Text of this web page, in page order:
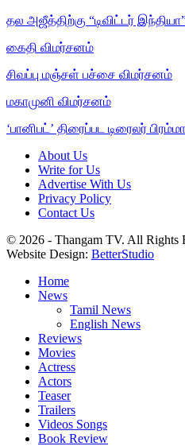
தல அஜீத்திற்கு “டிவிட்டர்
கைதி விமர்சனம்
சிவப்பு மஞ்சள் பச்சை விமர்சனம்
மகாமுனி விமர்சனம்
‘பானிபட்’ திரைப்பட டிரைலர்
About Us
Write for Us
Advertise With Us
Privacy Policy
Contact Us
© 2026 - Thangam TV. All Rights
Website Design: BetterStudio
Home
News
Tamil News
English News
Reviews
Movies
Actress
Actors
Teaser
Trailers
Videos Songs
Book Review